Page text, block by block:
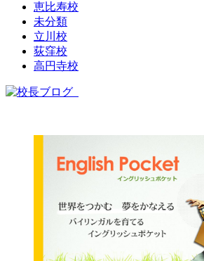
恵比寿校
未分類
立川校
荻窪校
高円寺校